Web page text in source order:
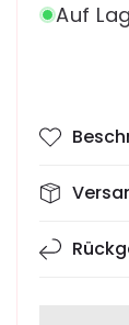
Auf